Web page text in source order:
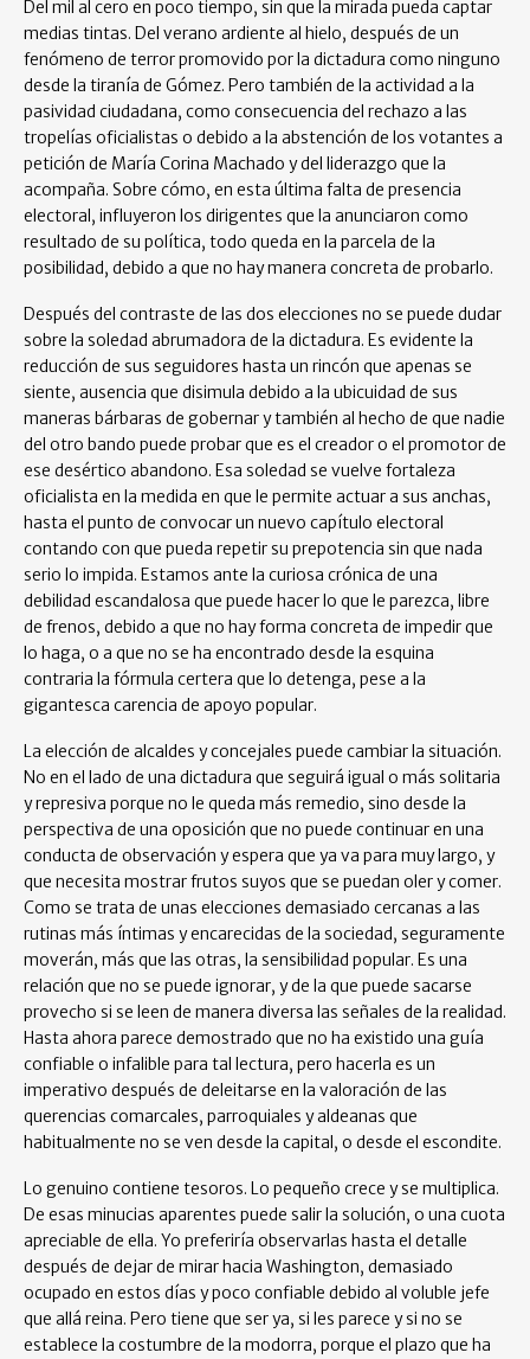
Del mil al cero en poco tiempo, sin que la mirada pueda captar
medias tintas. Del verano ardiente al hielo, después de un
fenómeno de terror promovido por la dictadura como ninguno
desde la tiranía de Gómez. Pero también de la actividad a la
pasividad ciudadana, como consecuencia del rechazo a las
tropelías oficialistas o debido a la abstención de los votantes a
petición de María Corina Machado y del liderazgo que la
acompaña. Sobre cómo, en esta última falta de presencia
electoral, influyeron los dirigentes que la anunciaron como
resultado de su política, todo queda en la parcela de la
posibilidad, debido a que no hay manera concreta de probarlo.
Después del contraste de las dos elecciones no se puede dudar
sobre la soledad abrumadora de la dictadura. Es evidente la
reducción de sus seguidores hasta un rincón que apenas se
siente, ausencia que disimula debido a la ubicuidad de sus
maneras bárbaras de gobernar y también al hecho de que nadie
del otro bando puede probar que es el creador o el promotor de
ese desértico abandono. Esa soledad se vuelve fortaleza
oficialista en la medida en que le permite actuar a sus anchas,
hasta el punto de convocar un nuevo capítulo electoral
contando con que pueda repetir su prepotencia sin que nada
serio lo impida. Estamos ante la curiosa crónica de una
debilidad escandalosa que puede hacer lo que le parezca, libre
de frenos, debido a que no hay forma concreta de impedir que
lo haga, o a que no se ha encontrado desde la esquina
contraria la fórmula certera que lo detenga, pese a la
gigantesca carencia de apoyo popular.
La elección de alcaldes y concejales puede cambiar la situación.
No en el lado de una dictadura que seguirá igual o más solitaria
y represiva porque no le queda más remedio, sino desde la
perspectiva de una oposición que no puede continuar en una
conducta de observación y espera que ya va para muy largo, y
que necesita mostrar frutos suyos que se puedan oler y comer.
Como se trata de unas elecciones demasiado cercanas a las
rutinas más íntimas y encarecidas de la sociedad, seguramente
moverán, más que las otras, la sensibilidad popular. Es una
relación que no se puede ignorar, y de la que puede sacarse
provecho si se leen de manera diversa las señales de la realidad.
Hasta ahora parece demostrado que no ha existido una guía
confiable o infalible para tal lectura, pero hacerla es un
imperativo después de deleitarse en la valoración de las
querencias comarcales, parroquiales y aldeanas que
habitualmente no se ven desde la capital, o desde el escondite.
Lo genuino contiene tesoros. Lo pequeño crece y se multiplica.
De esas minucias aparentes puede salir la solución, o una cuota
apreciable de ella. Yo preferiría observarlas hasta el detalle
después de dejar de mirar hacia Washington, demasiado
ocupado en estos días y poco confiable debido al voluble jefe
que allá reina. Pero tiene que ser ya, si les parece y si no se
establece la costumbre de la modorra, porque el plazo que ha